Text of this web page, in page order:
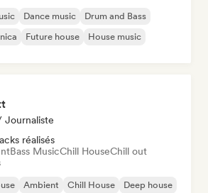
Dance music
Drum and Bass
Future house House music
Journaliste
réalisés
Bass MusicChill HouseChill out
Ambient Chill House
Deep house